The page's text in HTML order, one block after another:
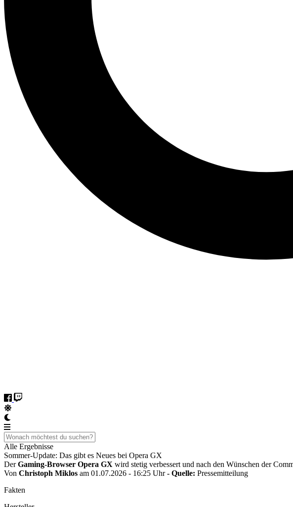
Alle Ergebnisse
Sommer-Update: Das gibt es Neues bei Opera GX
DerGaming-Browser Opera GX wird stetig verbessert und nach den Wünschen der
Von Christoph Miklos am 01.07.2026 - 16:25 Uhr- Quelle: Pressemitteilung
Fakten